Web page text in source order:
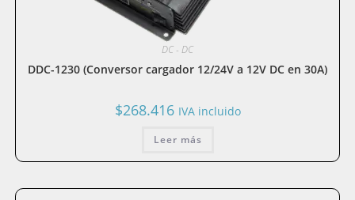
DC - DC
DDC-1230 (Conversor cargador 12/24V a 12V DC en 30A)
$268.416 IVA incluido
Leer más